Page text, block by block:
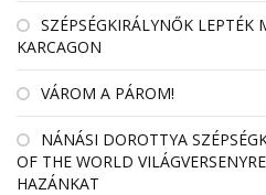
SZÉPSÉGKIRÁLYNŐK LEPTÉK
KARCAGON
VÁROM A PÁROM!
NÁNÁSI DOROTTYA
OF THE WORLD
HAZÁNKAT